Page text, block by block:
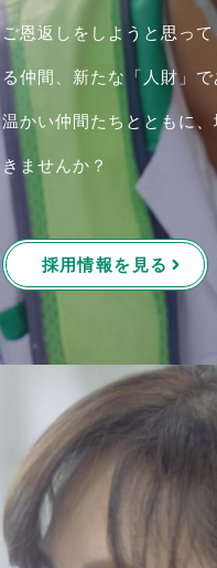
ご恩返しをしようと思っ
る仲間、新たな「人財」
温かい仲間たちとともに
きませんか？
採用情報を見る